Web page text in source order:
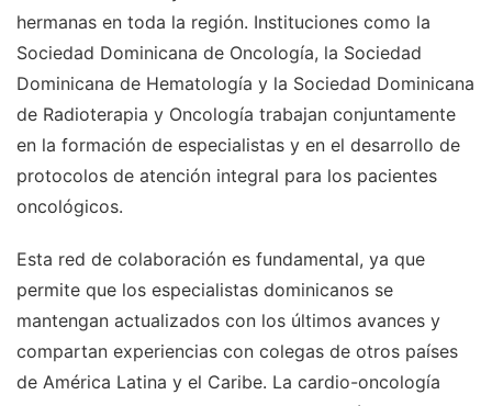
hermanas en toda la región. Instituciones como la
Sociedad Dominicana de Oncología, la Sociedad
Dominicana de Hematología y la Sociedad Dominicana
de Radioterapia y Oncología trabajan conjuntamente
en la formación de especialistas y en el desarrollo de
protocolos de atención integral para los pacientes
oncológicos.
Esta red de colaboración es fundamental, ya que
permite que los especialistas dominicanos se
mantengan actualizados con los últimos avances y
compartan experiencias con colegas de otros países
de América Latina y el Caribe. La cardio-oncología